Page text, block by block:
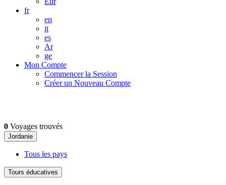
fr
en
it
es
Ar
ge
Mon Compte
Commencer la Session
Créer un Nouveau Compte
0 Voyages trouvés
Jordanie
Tous les pays
Tours éducatives